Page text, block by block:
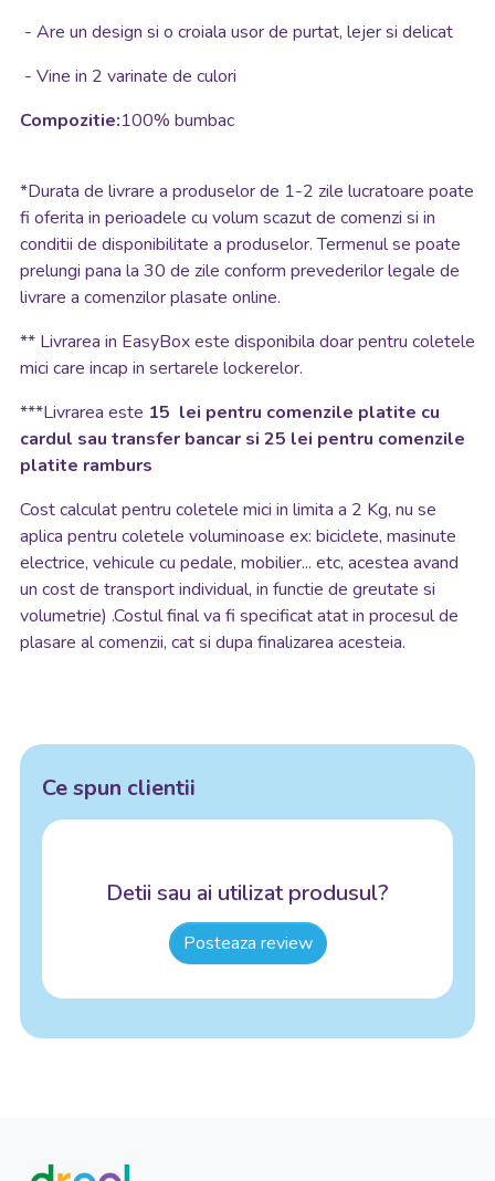
- Are un design si o croiala usor de purtat, lejer si delicat
- Vine in 2 varinate de culori
Compozitie:100% bumbac
*Durata de livrare a produselor de 1-2 zile lucratoare poate
fi oferita in perioadele cu volum scazut de comenzi si in
conditii de disponibilitate a produselor. Termenul se poate
prelungi pana la 30 de zile conform prevederilor legale de
livrare a comenzilor plasate online.
** Livrarea in EasyBox este disponibila doar pentru coletele
mici care incap in sertarele lockerelor.
***Livrarea este 15 lei pentru comenzile platite cu
cardul sau transfer bancar si 25 lei pentru comenzile
platite ramburs
Cost calculat pentru coletele mici in limita a 2 Kg, nu se
aplica pentru coletele voluminoase ex: biciclete, masinute
electrice, vehicule cu pedale, mobilier... etc, acestea avand
un cost de transport individual, in functie de greutate si
volumetrie) .Costul final va fi specificat atat in procesul de
plasare al comenzii, cat si dupa finalizarea acesteia.
Ce spun clientii
Detii sau ai utilizat produsul?
Posteaza review